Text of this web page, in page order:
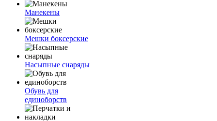
Манекены
Мешки боксерские
Насыпные снаряды
Обувь для
единоборств